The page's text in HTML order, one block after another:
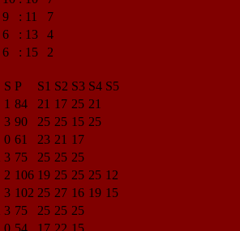
9 : 11
7
6 : 13
4
6 : 15 2
S P S1 S2 S3 S4 S5
1 84 21 17 25 21
3 90 25 25 15 25
0 61 23 21 17
3 75 25 25 25
2 106 19 25 25 25 12
3 102 25 27 16 19 15
3 75 25 25 25
0 54 17 22 15